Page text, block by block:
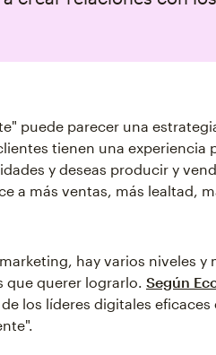
puede parecer una
tienen una experiencia
y deseas producir y
a más ventas, más lealtad,
hay varios niveles y
que querer lograrlo. Según
los líderes digitales eficaces